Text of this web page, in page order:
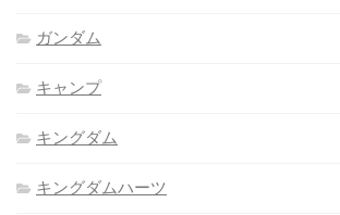
ガンダム
キャンプ
キングダム
キングダムハーツ